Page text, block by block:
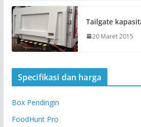
Tailgate
20 Maret 2015
Specifikasi dan harga
Box Pendingin
FoodHunt Pro